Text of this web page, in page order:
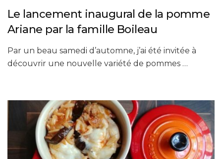
Le lancement inaugural de la pomme
Ariane par la famille Boileau
Par un beau samedi d’automne, j’ai été invitée à
découvrir une nouvelle variété de pommes …